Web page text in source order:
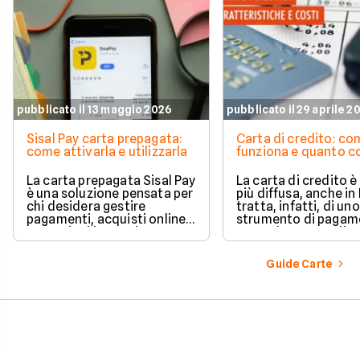
questo articolo a
Facile.it.
pubblicato il 13 maggio 2026
Sisal Pay carta prepagata:
come attivarla e utilizzarla
La carta prepagata Sisal Pay
è una soluzione pensata per
chi desidera gestire
pagamenti, acquisti online e
quotidiane senza aprire un
pubblicato il 29 aprile
Carta di credito:
funziona e quanto
La carta di credito è
più diffusa, anche in
tratta, infatti, di uno
strumento di
Vediamo quindi di
tratta quando si
carte di credito.
Guide Carte